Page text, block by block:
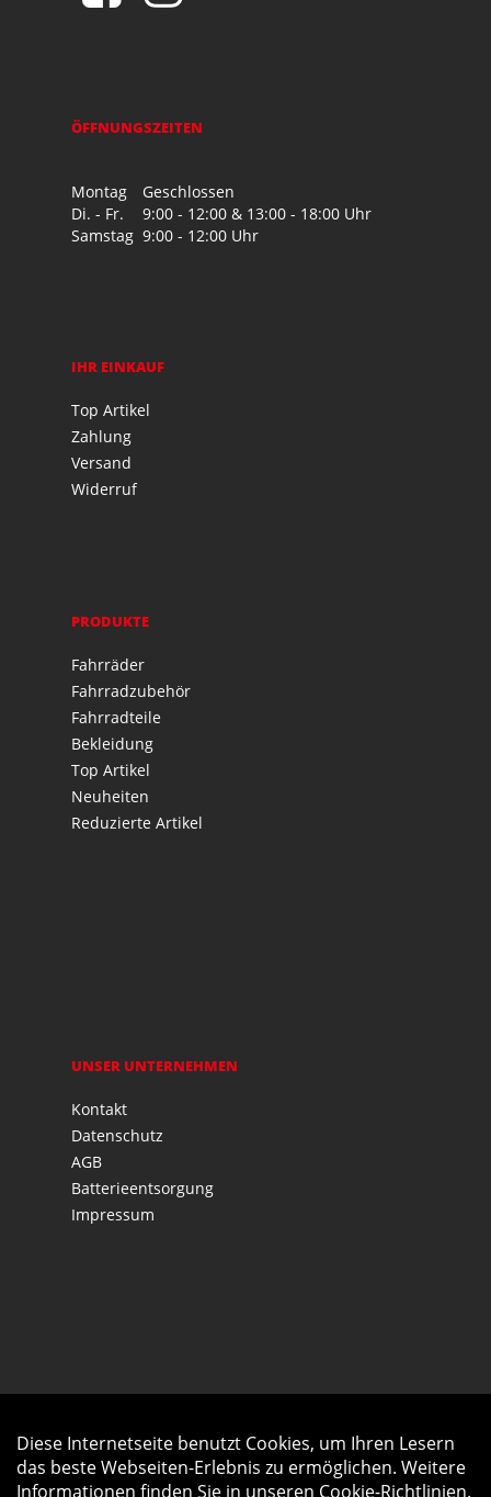
ÖFFNUNGSZEITEN
Montag
Geschlossen
Di. - Fr.
9:00 - 12:00 & 13:00 - 18:00 Uhr
Samstag 9:00 - 12:00 Uhr
IHR EINKAUF
Top Artikel
Zahlung
Versand
Widerruf
PRODUKTE
Fahrräder
Fahrradzubehör
Fahrradteile
Bekleidung
Top Artikel
Neuheiten
Reduzierte Artikel
UNSER UNTERNEHMEN
Kontakt
Datenschutz
AGB
Batterieentsorgung
Impressum
Diese Internetseite benutzt Cookies, um Ihren Lesern
das beste Webseiten-Erlebnis zu ermöglichen. Weitere
Informationen finden Sie in unseren Cookie-Richtlinien.
Auftrag widerrufen